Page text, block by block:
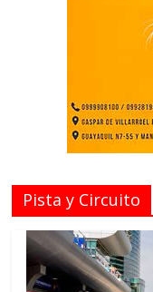
Pista y Circuito